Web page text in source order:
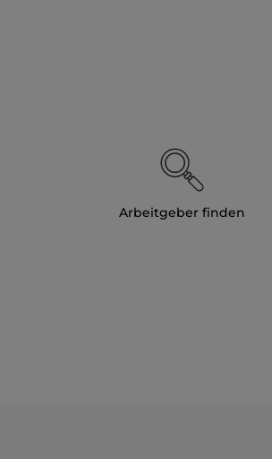
Arbeitgeber finden